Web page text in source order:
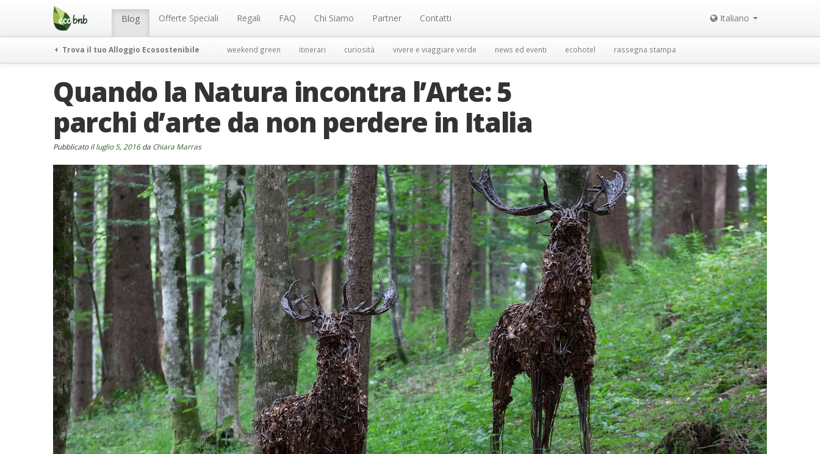
Menu Blog Offerte Speciali Regali FAQ Chi Siamo Partner Contatti Italiano
Trova il tuo Alloggio Ecosostenibile weekend green itinerari curiosità vivere e viaggiare verde news ed eventi ecohotel rassegna stampa
Quando la Natura incontra l’Arte: 5
parchi d’arte da non perdere in Italia
Pubblicato illuglio 5, 2016da Chiara Marras